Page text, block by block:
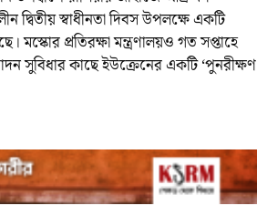
দ্বিতীয় স্বাধীনতা দিবস উপলক্ষে একটি
মস্কোর প্রতিরক্ষা মন্ত্রণালয়ও গত সপ্তাহে
সুবিধার কাছে ইউক্রেনের একটি ‘পুনরীক্ষণ